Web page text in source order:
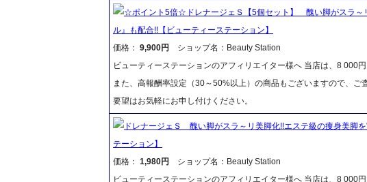
☆ポイント5倍☆ドレナージェＳ【5個セット】 醜い脚がスラ～
ル』も配合!!【ビューティーステーション】
価格： 9,900円
ショップ名：Beauty Station
ビューティーステーションのアフィリエイター様へ 当店は、8 000
また、高報酬率設定（30～50%以上）の商品もございますので、
要望はお気軽にお申し付けください。
ドレナージェＳ 醜い脚がスラ～リ美脚化!!エステ級の痩身美脚
テーション】
価格： 1,980円
ショップ名：Beauty Station
ビューティーステーションのアフィリエイター様へ 当店は、8 000